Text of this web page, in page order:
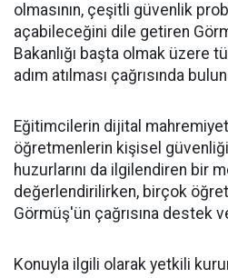
olmasının, çeşitli güvenlik
açabileceğini dile getiren
Bakanlığı başta olmak üzere
adım atılması çağrısında
Eğitimcilerin dijital
öğretmenlerin kişisel
huzurlarını da ilgilendiren bir
değerlendirilirken, birçok
Görmüş'ün çağrısına destek
Konuyla ilgili olarak yetkili